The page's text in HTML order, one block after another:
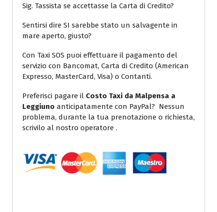
Sig. Tassista se accettasse la Carta di Credito?
Sentirsi dire SI sarebbe stato un salvagente in
mare aperto, giusto?
Con Taxi SOS puoi effettuare il pagamento del
servizio con Bancomat, Carta di Credito (American
Expresso, MasterCard, Visa) o Contanti.
Preferisci pagare il Costo Taxi da Malpensa a
Leggiuno anticipatamente con PayPal? Nessun
problema, durante la tua prenotazione o richiesta,
scrivilo al nostro operatore .